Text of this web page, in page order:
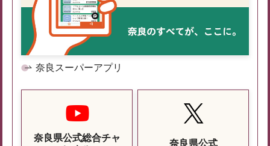
奈良スーパーアプリ
奈良県公式総合チャ
奈良県公式